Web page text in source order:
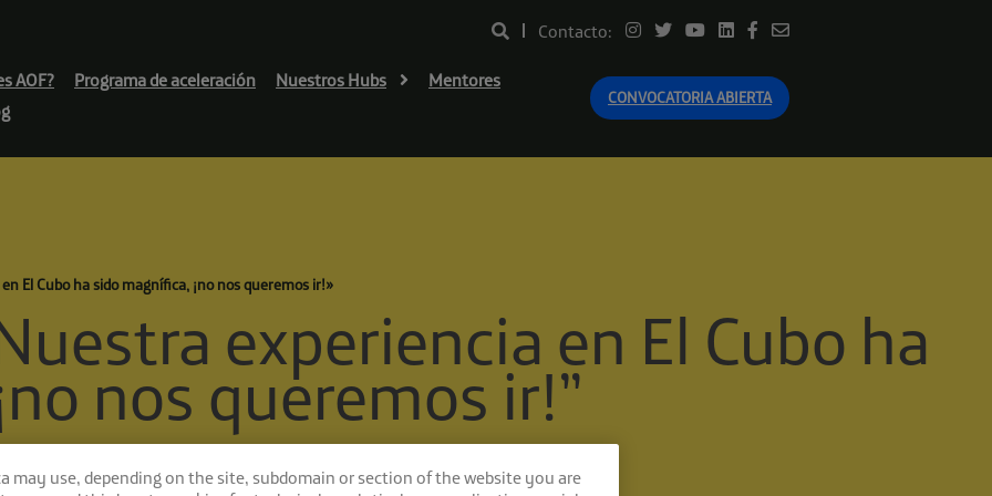
Contacto:
AOF? Programa de aceleración Nuestros Hubs
Mentores
CONVOCATORIA ABIERTA
El Cubo ha sido magnífica, ¡no nos queremos ir!»
experiencia en El Cubo ha
nos queremos ir!”
may use, depending on the site, subdomain or section of the website you are